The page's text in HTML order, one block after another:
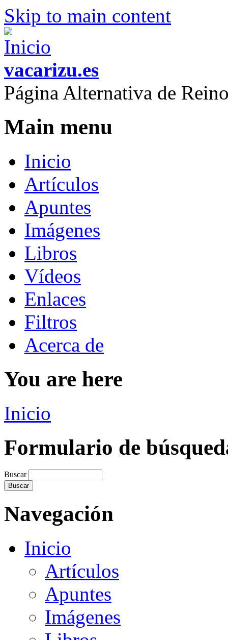
Skip to main content
vacarizu.es
Página Alternativa de
Main menu
Inicio
Artículos
Apuntes
Imágenes
Libros
Vídeos
Enlaces
Filtros
Acerca de
You are here
Inicio
Formulario de
Buscar
Navegación
Inicio
Artículos
Apuntes
Imágenes